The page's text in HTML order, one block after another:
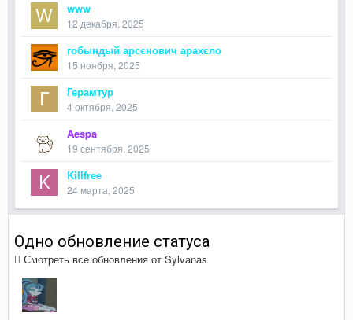
www
12 декабря, 2025
гобындый арсєнович арахєло
15 ноября, 2025
Герамтур
4 октября, 2025
Aespa
19 сентября, 2025
Killfree
24 марта, 2025
Одно обновление статуса
Смотреть все обновления от Sylvanas